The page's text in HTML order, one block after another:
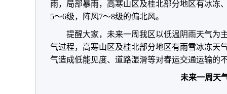
雨，局部暴雨，高寒山区及桂北部分地区有冰冻
5～6级，阵风7～8级的偏北风。
提醒大家，未来一周我区以低温阴雨天气为
气过程，高寒山区及桂北部分地区有雨雪冰冻天
气造成低能见度、道路湿滑等对春运交通运输的
未来一周天